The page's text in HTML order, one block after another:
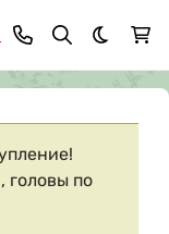
Москва?
Темная
головы по